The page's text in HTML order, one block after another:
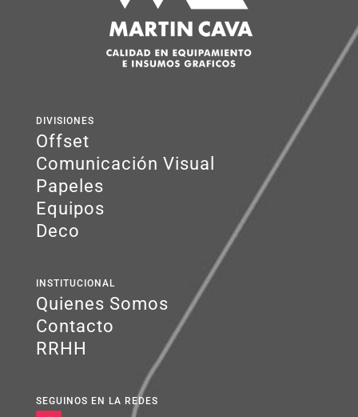
DIVISIONES
Offset
Comunicación Visual
Papeles
Equipos
Deco
INSTITUCIONAL
Quienes Somos
Contacto
RRHH
SEGUINOS EN LA REDES